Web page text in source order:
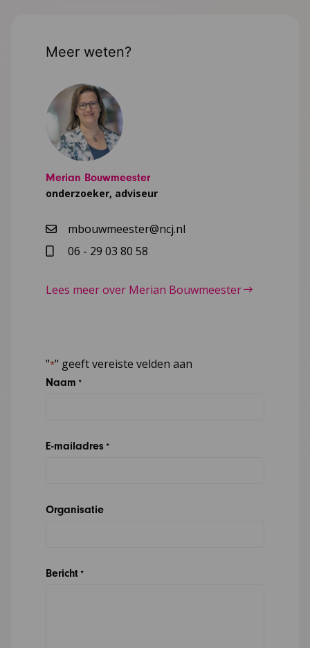
Meer weten?
Merian Bouwmeester
onderzoeker, adviseur
mbouwmeester@ncj.nl
06 - 29 03 80 58
Lees meer over Merian Bouwmeester
"*" geeft vereiste velden aan
Naam *
E-mailadres *
Organisatie
Bericht *